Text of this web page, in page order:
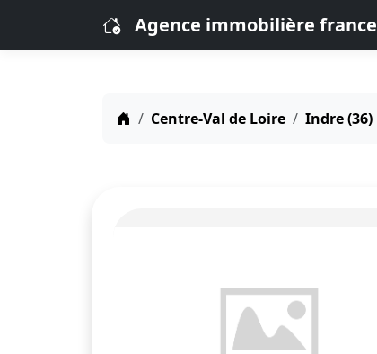
Agence immobilière france
Centre-Val de Loire Indre (36)